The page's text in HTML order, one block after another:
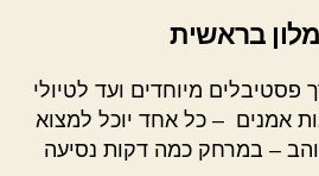
בראשית
מיוחדים ועד לטיולי
אמנים – כל אחד יוכל למצוא
– במרחק כמה דקות נסיעה